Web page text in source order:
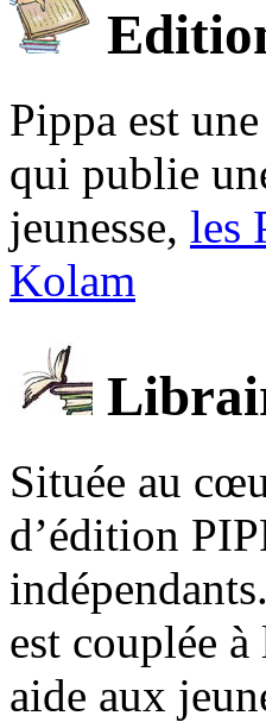
Pippa est
qui publie
jeunesse, les
Kolam
Située au
d’édition
est couplée
aide aux